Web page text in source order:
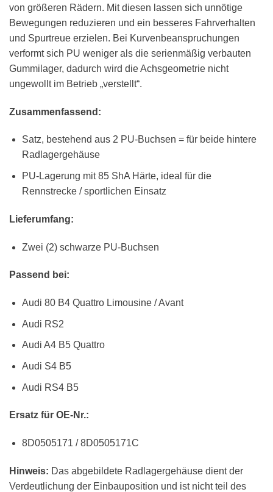
von größeren Rädern. Mit diesen lassen sich unnötige
Bewegungen reduzieren und ein besseres Fahrverhalten
und Spurtreue erzielen. Bei Kurvenbeanspruchungen
verformt sich PU weniger als die serienmäßig verbauten
Gummilager, dadurch wird die Achsgeometrie nicht
ungewollt im Betrieb „verstellt“.
Zusammenfassend:
Satz, bestehend aus 2 PU-Buchsen = für beide hintere
Radlagergehäuse
PU-Lagerung mit 85 ShA Härte, ideal für die
Rennstrecke / sportlichen Einsatz
Lieferumfang:
Zwei (2) schwarze PU-Buchsen
Passend bei:
Audi 80 B4 Quattro Limousine / Avant
Audi RS2
Audi A4 B5 Quattro
Audi S4 B5
Audi RS4 B5
Ersatz für OE-Nr.:
8D0505171 / 8D0505171C
Hinweis: Das abgebildete Radlagergehäuse dient der
Verdeutlichung der Einbauposition und ist nicht teil des